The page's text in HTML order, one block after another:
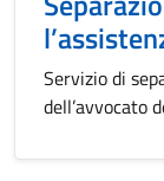
Servizio di
dell’avvocato